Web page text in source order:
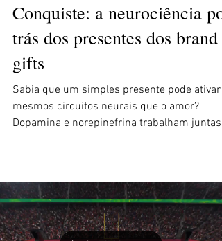
1 min de leitura
Presenteie, Encante e
Conquiste: a neurociência por
trás dos presentes dos brand
Sabia que um simples presente pode ativar
mesmos circuitos neurais que o amor?
Dopamina e norepinefrina trabalham juntas
para criar...